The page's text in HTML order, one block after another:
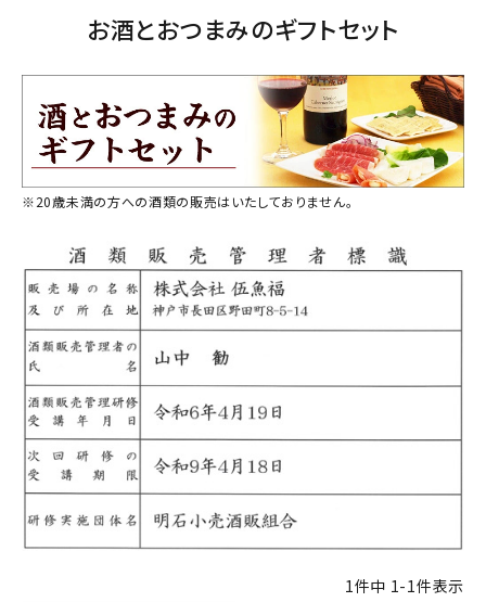
お酒別オススメ
価格別
ご利用ガイド
直営店
お酒とおつまみのギフトセット
※20歳未満の方への酒類の販売はいたしておりません。
1件中 1-1件表示